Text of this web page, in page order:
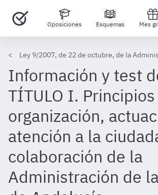
Oposiciones Esquemas Mes
Ley 9/2007, de 22 de octubre, de la
Información y test
TÍTULO I.
organización,
atención a la
colaboración de la
Administración de